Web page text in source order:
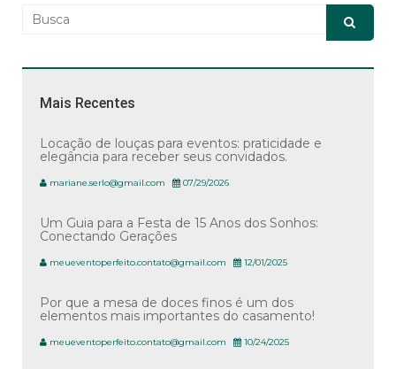
Mais Recentes
Locação de louças para eventos: praticidade e
elegância para receber seus convidados.
mariane.serlo@gmail.com 07/29/2026
Um Guia para a Festa de 15 Anos dos Sonhos:
Conectando Gerações
meueventoperfeito.contato@gmail.com 12/01/2025
Por que a mesa de doces finos é um dos
elementos mais importantes do casamento!
meueventoperfeito.contato@gmail.com 10/24/2025